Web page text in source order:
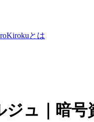
Kirokuとは
ュ｜暗号